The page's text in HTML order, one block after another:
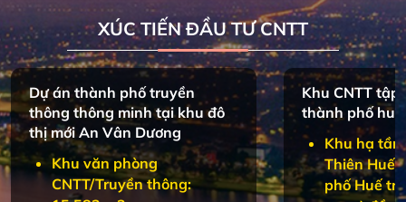
XÚC TIẾN ĐẦU TƯ CNTT
Dự án thành phố truyền
thông thông minh tại khu đô
thị mới An Vân Dương
Khu văn phòng
CNTT/Truyền thông:
Khu CNTT tập
thành phố huế
Khu hạ
Thiên Huế
phố Huế